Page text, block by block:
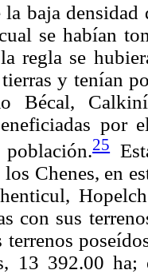
la baja
se habían
regla se
y tenían
Bécal,
por
población.25
Chenes, en
con sus
terrenos
13 392.00